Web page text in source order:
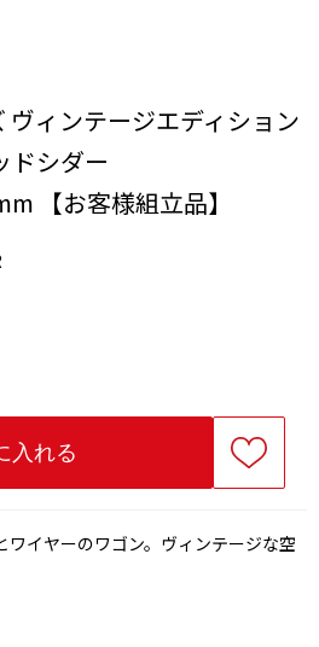
ヴィンテージエディション
ドシダー
【お客様組立品】
ワイヤーのワゴン。ヴィンテージな空